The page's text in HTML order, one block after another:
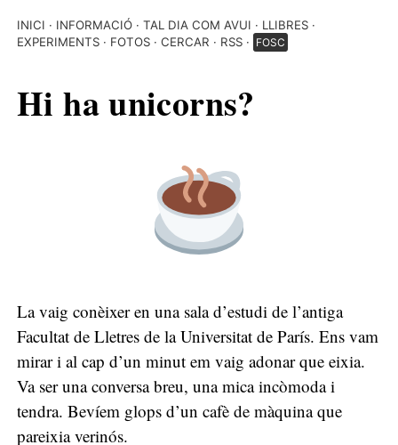
INICI INFORMACIÓ TAL DIA COM AVUI
LLIBRES
EXPERIMENTS
FOTOS CERCAR RSS FOSC
Hi ha unicorns?
La vaig conèixer en una sala d’estudi de l’antiga
Facultat de Lletres de la Universitat de París. Ens vam
mirar i al cap d’un minut em vaig adonar que eixia.
Va ser una conversa breu, una mica incòmoda i
tendra. Bevíem glops d’un cafè de màquina que
pareixia verinós.